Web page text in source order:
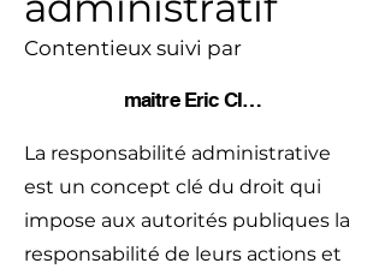
Contentieux suivi par
maitre Eric CIANCIARULLO
La responsabilité administrative
est un concept clé du droit qui
impose aux autorités publiques la
responsabilité de leurs actions et